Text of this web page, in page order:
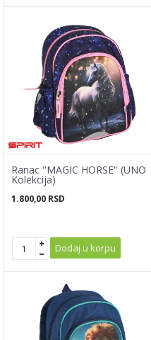
Ranac ''MAGIC HORSE'' (UNO
Kolekcija)
1.800,00 RSD
Dodaj u korpu